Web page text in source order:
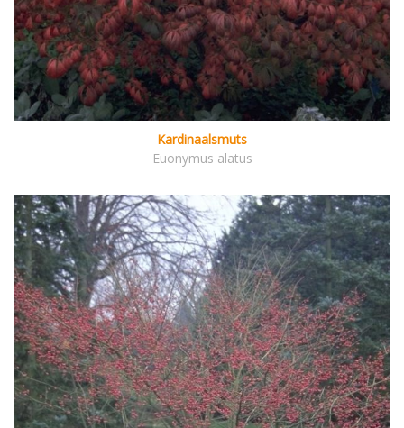
Kardinaalsmuts
Euonymus alatus